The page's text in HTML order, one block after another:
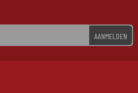
AANMELDEN